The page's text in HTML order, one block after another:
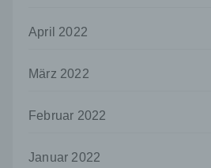
April 2022
März 2022
Februar 2022
Januar 2022
Dritter ist eine natürliche
Verantwortlichen, dem
Verantwortlichen oder des